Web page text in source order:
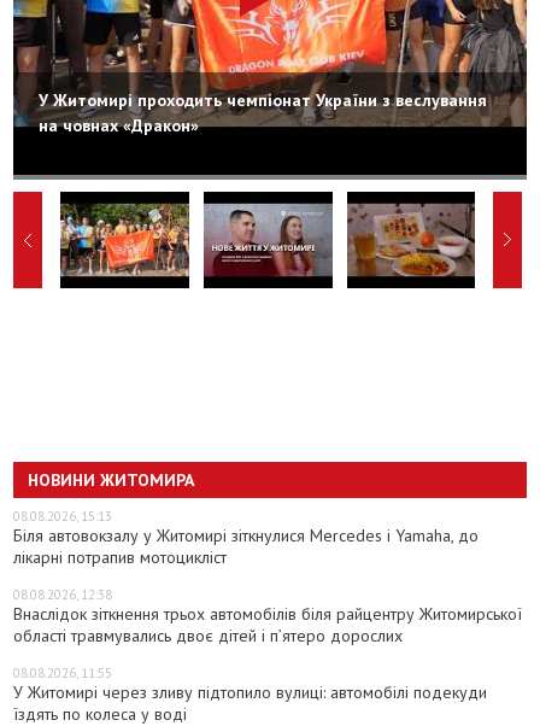
У Житомирі проходить чемпіонат України з веслування
на човнах «Дракон»
НОВИНИ ЖИТОМИРА
08.08.2026, 15:13
Біля автовокзалу у Житомирі зіткнулися Mercedes і Yamaha, до
лікарні потрапив мотоцикліст
08.08.2026, 12:38
Внаслідок зіткнення трьох автомобілів біля райцентру Житомирської
області травмувались двоє дітей і пʼятеро дорослих
08.08.2026, 11:55
У Житомирі через зливу підтопило вулиці: автомобілі подекуди
їздять по колеса у воді